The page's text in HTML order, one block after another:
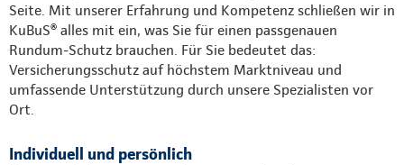
Seite. Mit unserer Erfahrung und Kompetenz schließen wir in
KuBuS® alles mit ein, was Sie für einen passgenauen
Rundum-Schutz brauchen. Für Sie bedeutet das:
Versicherungsschutz auf höchstem Marktniveau und
umfassende Unterstützung durch unsere Spezialisten vor
Ort.
Individuell und persönlich